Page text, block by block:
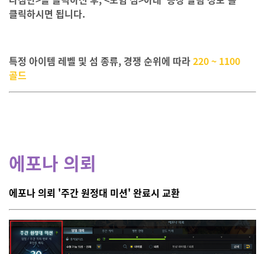
클릭하시면 됩니다.
특정 아이템 레벨 및 섬 종류, 경쟁 순위에 따라220 ~ 1100
골드
에포나 의뢰
에포나 의뢰 '주간 원정대 미션' 완료시 교환